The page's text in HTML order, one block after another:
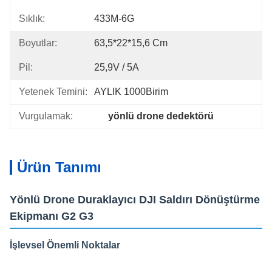
Sıklık: 433M-6G
Boyutlar: 63,5*22*15,6 Cm
Pil: 25,9V / 5A
Yetenek Temini: AYLIK 1000Birim
Vurgulamak: yönlü drone dedektörü
Ürün Tanımı
Yönlü Drone Duraklayıcı DJI Saldırı Dönüştürme
Ekipmanı G2 G3
İşlevsel Önemli Noktalar